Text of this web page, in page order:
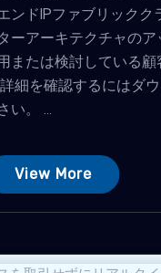
ンドIPファブリックク
ーアーキテクチャのア
または検討している顧
細を確認するにはダ
。 ...
View More